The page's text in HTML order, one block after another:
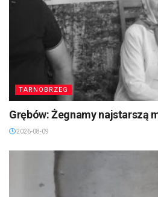
TARNOBRZEG
Grębów: Żegnamy najstarszą
2026-08-09